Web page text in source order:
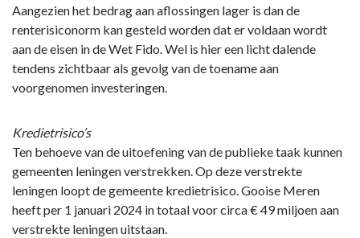
Aangezien het bedrag aan aflossingen lager is dan de
renterisiconorm kan gesteld worden dat er voldaan wordt
aan de eisen in de Wet Fido. Wel is hier een licht dalende
tendens zichtbaar als gevolg van de toename aan
voorgenomen investeringen.
Kredietrisico’s
Ten behoeve van de uitoefening van de publieke taak kunnen
gemeenten leningen verstrekken. Op deze verstrekte
leningen loopt de gemeente kredietrisico. Gooise Meren
heeft per 1 januari 2024 in totaal voor circa € 49 miljoen aan
verstrekte leningen uitstaan.